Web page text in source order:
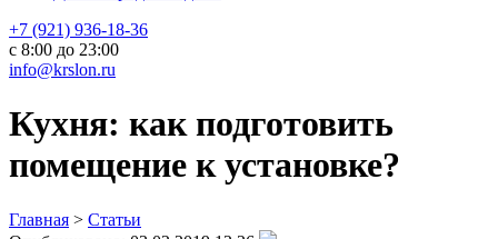
+7 (921) 936-18-36
с 8:00 до 23:00
info@krslon.ru
Кухня: как подготовить
помещение к установке?
Главная > Статьи